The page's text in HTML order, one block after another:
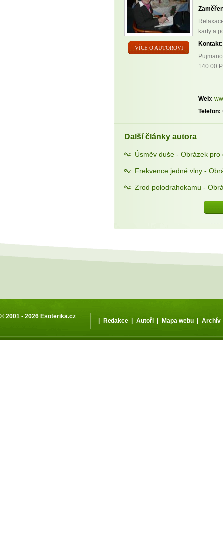
VÍCE O AUTOROVI
karty a
Kontakt:
140 00
Web:
Telefon:
Další články autora
Úsměv duše - Obrázek
Frekvence jedné vlny -
Zrod polodrahokamu -
© 2001 - 2026 Esoterika.cz
| Redakce | Autoři | Mapa webu | Archív